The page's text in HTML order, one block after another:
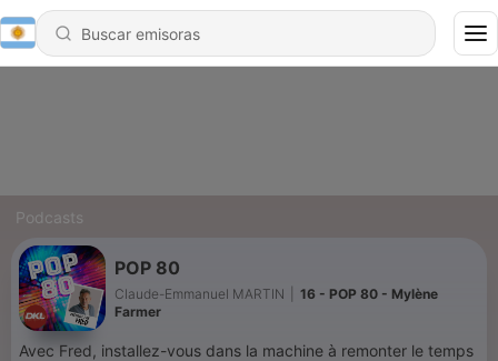
Podcasts
POP 80
Claude-Emmanuel MARTIN
16 - POP 80 - Mylène
Farmer
Avec Fred, installez-vous dans la machine à remonter le temps